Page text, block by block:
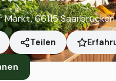
Markt, 66115 Saarbrücken
Teilen